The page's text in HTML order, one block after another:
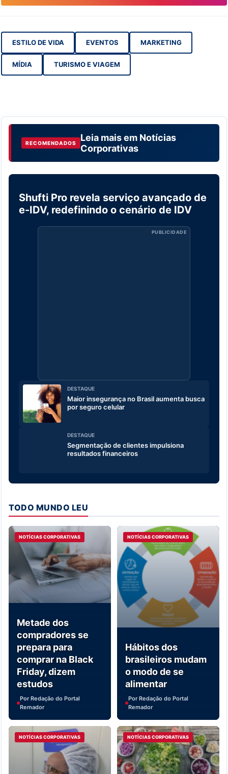
ESTILO DE VIDA EVENTOS MARKETING
MÍDIA TURISMO E VIAGEM
RECOMENDADOS Leia mais em Notícias
Corporativas
NOTÍCIAS CORPORATIVAS
Shufti Pro revela serviço avançado de
e-IDV, redefinindo o cenário de IDV
PUBLICIDADE
DESTAQUE
Maior insegurança no Brasil aumenta busca
por seguro celular
DESTAQUE
Segmentação de clientes impulsiona
resultados financeiros
TODO MUNDO LEU
NOTÍCIAS CORPORATIVAS
Metade dos
compradores se
prepara para
comprar na Black
Friday, dizem
estudos
Por Redação do Portal
Remador
NOTÍCIAS CORPORATIVAS
Hábitos dos
brasileiros mudam
o modo de se
alimentar
Por Redação do Portal
Remador
NOTÍCIAS CORPORATIVAS NOTÍCIAS CORPORATIVAS